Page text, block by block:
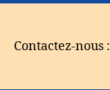
Contactez-nous :